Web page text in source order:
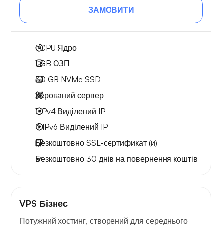
ЗАМОВИТИ
1CPU Ядро
1 GB ОЗП
30 GB NVMe SSD
Керований сервер
1 IPv4 Виділений IP
4 IPv6 Виділений IP
Безкоштовно SSL-сертификат (и)
Безкоштовно 30 днів на повернення коштів
VPS Бізнес
Потужний хостинг, створений для середнього